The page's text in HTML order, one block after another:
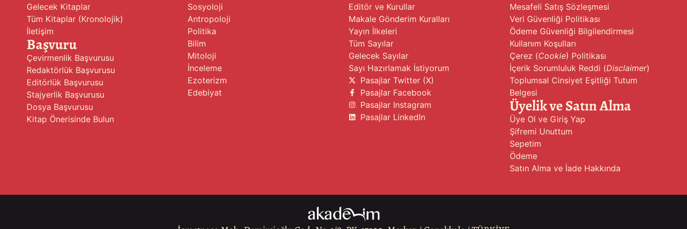
Gelecek Kitaplar
Tüm Kitaplar (Kronolojik)
İletişim
Başvuru
Çevirmenlik Başvurusu
Redaktörlük Başvurusu
Editörlük Başvurusu
Stajyerlik Başvurusu
Dosya Başvurusu
Kitap Önerisinde Bulun
Sosyoloji
Antropoloji
Politika
Bilim
Mitoloji
İnceleme
Ezoterizm
Edebiyat
Editör ve Kurullar
Makale Gönderim Kuralları
Yayın İlkeleri
Tüm Sayılar
Gelecek Sayılar
Sayı Hazırlamak İstiyorum
Pasajlar Twitter (X)
Pasajlar Facebook
Pasajlar Instagram
Pasajlar LinkedIn
Mesafeli Satış Sözleşmesi
Veri Güvenliği Politikası
Ödeme Güvenliği Bilgilendirmesi
Kullanım Koşulları
Çerez (Cookie) Politikası
İçerik Sorumluluk Reddi (Disclaimer)
Toplumsal Cinsiyet Eşitliği Tutum
Belgesi
Üyelik ve Satın Alma
Üye Ol ve Giriş Yap
Şifremi Unuttum
Sepetim
Ödeme
Satın Alma ve İade Hakkında